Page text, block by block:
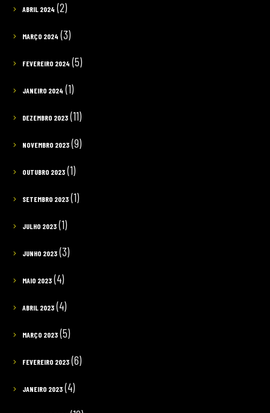
ABRIL 2024 (2)
MARÇO 2024 (3)
FEVEREIRO 2024 (5)
JANEIRO 2024 (1)
DEZEMBRO 2023(11)
NOVEMBRO 2023(9)
OUTUBRO 2023(1)
SETEMBRO 2023(1)
JULHO 2023(1)
JUNHO 2023(3)
MAIO 2023(4)
ABRIL 2023(4)
MARÇO 2023(5)
FEVEREIRO 2023(6)
JANEIRO 2023(4)